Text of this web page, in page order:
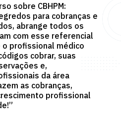
sobre CBHPM:
para cobranças e
abrange todos os
com esse referencial
profissional médico
cobrar, suas
e,
da área
as cobranças,
profissional
!”